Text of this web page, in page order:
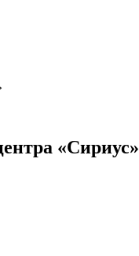
«Сириус»